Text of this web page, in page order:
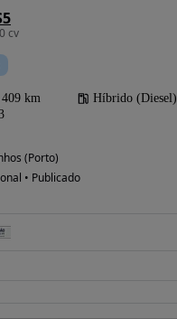
cv
km Híbrido (Diesel)
(Porto)
• Publicado